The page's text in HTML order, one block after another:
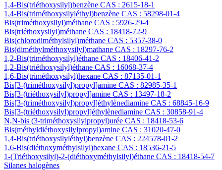
1,4-Bis(triéthoxysilyl)benzène CAS : 2615-18-1
1,4-Bis(triméthoxysilyléthyl)benzène CAS : 58298-01-4
Bis(triméthoxysilyl)méthane CAS : 5926-29-4
Bis(triéthoxysilyl)méthane CAS : 18418-72-9
Bis(chlorodiméthylsilyl)méthane CAS : 5357-38-0
Bis(diméthylméthoxysilyl)mathane CAS : 18297-76-2
1,2-Bis(triméthoxysilyl)éthane CAS : 18406-41-2
1,2-Bis(triéthoxysilyl)éthane CAS : 16068-37-4
1,6-Bis(triméthoxysilyl)hexane CAS : 87135-01-1
Bis[3-(triméthoxysilyl)propyl]amine CAS : 82985-35-1
Bis[3-(triéthoxysilyl)propyl]amine CAS : 13497-18-2
Bis[3-(triméthoxysilyl)propyl]éthylènediamine CAS : 68845-16-9
Bis[3-(triéthoxysilyl)propyl]éthylènediamine CAS : 30858-91-4
N,N-bis (3-triméthoxysilylpropyl)urée CAS : 18418-53-6
Bis(méthyldiéthoxysilylpropyl)amine CAS : 31020-47-0
1,4-Bis(triéthoxysilyléthyl)benzène CAS : 224578-01-2
1,6-Bis(diéthoxyméthylsilyl)hexane CAS : 18536-21-5
1-(Triéthoxysilyl)-2-(diéthoxyméthylsilyl)éthane CAS : 18418-54-7
Silanes halogènes